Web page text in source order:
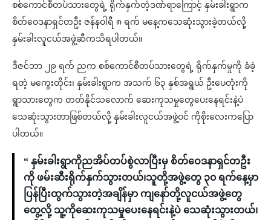
စစ်ကောင်စီတပ်သားတွေရဲ့ ရိုက်နှက်တဲ့ဒဏ်ရာကြောင့် နှမ်းခါးရွာက
စိတ်ဝေဒနာရှင်တဦး ဇန်နဝါရီ ၈ ရက် မနေ့ကသေဆုံးသွားခဲ့တယ်လို့
နှမ်းခါးလူငယ်အဖွဲ့ဆီကသိရပါတယ်။
ဒီဇင်ဘာ ၂၉ ရက် ညက စစ်ကောင်စီတပ်သားတွေရဲ့ ရိုက်နှက်မှုကို ခံခဲ့
ရတဲ့ မကွေးတိုင်း၊ နှမ်းခါးရွာက အသက် ၆၃ နှစ်အရွယ် ဦးပေတုံးကို
ရွာသားတွေက တတ်နိုင်သလောက် ဆေးကုသမှုတွေပေးနေရင်းနဲ့ပဲ
သေဆုံးသွားတာဖြစ်တယ်လို့ နှမ်းခါးလူငယ်အဖွဲ့ဝင် ကိုစိုးလေးကပြော
ပါတယ်။
“ နှမ်းခါးရွာကိုညအိပ်တပ်စွဲလာပြီးမှ စိတ်ဝေဒနာရှင်တဦး
ကို ဖမ်းဆီးရိုက်နှက်သွားတယ်၊သူတို့အဖွဲ့တွေ ၃၀ ရက်နေ့မှာ
ပြန်ပြီးထွက်သွားတဲ့အချိန်မှာ ကျနော်တို့လူငယ်အဖွဲ့တွေ
တွေ့လို့ သူ့ကိုဆေးကုသမှုပေးနေရင်းနဲ့ပဲ သေဆုံးသွားတယ်၊